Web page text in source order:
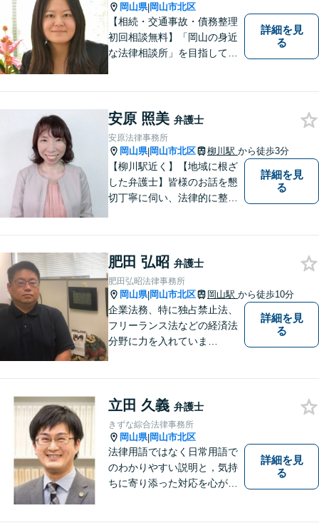
岡山県|岡山市北区
【相続・交通事故・債務整理
初回相談無料】「岡山の身近
な法律相談所」を目指してい
んなささいなことでも構いま
せん。お気軽にご相談くださ
い。【土曜日も受付可能】
【専用駐車場あり】
詳細を見
る
安原 照美 弁護士
安原法律事務所
岡山県|岡山市北区 柳川駅 から徒歩3分
【柳川駅近く】【地域に根ざ
した弁護士】皆様のお話を懇
切丁寧に伺い、法律的に整理
少しでも解決されますよう，
誠心誠意努力いたす所存で
す。皆様方のご来所をお待ち
しております。
詳細を見
る
肥田 弘昭 弁護士
肥田弘昭法律事務所
岡山県|岡山市北区 岡山駅 から徒歩10分
企業法務、特に独占禁止法、
フリーランス法などの経済法
分野に力を入れていま
詳細を見
る
立田 久義 弁護士
きずな綜合法律事務所
岡山県|岡山市北区
法律用語ではなく日常用語で
のわかりやすい説明と，気持
ちに寄り添った対応を心がけ
詳細を見
る